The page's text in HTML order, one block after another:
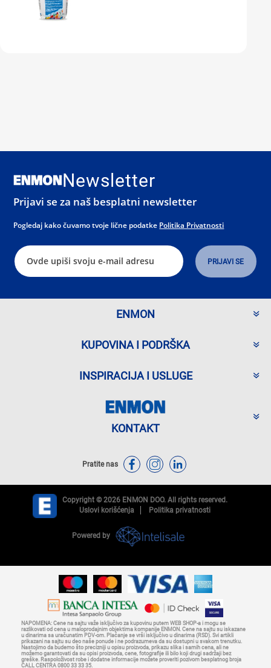
Newsletter
Prijavi se za naš besplatni newsletter
Pogledaj kako čuvamo tvoje lične podatke Politika Privatnosti
ENMON
KUPOVINA I PODRŠKA
INSPIRACIJA I USLUGE
KONTAKT
Pratite nas
Copyright © 2026 ENMON DOO. All rights reserved.
Uslovi korišćenja
Politika privatnosti
Powered by
NAPOMENA: Cene na sajtu važe isključivo za kupovinu putem WEB SHOP-a i mogu se
razlikovati od cena u maloprodajnim objektima kompanije ENMON. Cene na sajtu su iskazane
u dinarima sa uračunatim PDV-om. Plaćanje se vrši isključivo u dinarima (RSD). Svi artikli
prikazani na sajtu su deo naše ponude i ne podrazumeva da su dostupni u svakom trenutku.
Nastojimo da budemo što precizniji u opisu proizvoda, prikazu slika i samih cena, ali ne
možemo garantovati da su opisi proizvoda, cene, fotografije ili bilo koji drugi sadržaji bez
greške. Raspoloživost robe i dodatne informacije možete proveriti pozivom besplatnog broja
CALL CENTRA 0800 33 33 35.